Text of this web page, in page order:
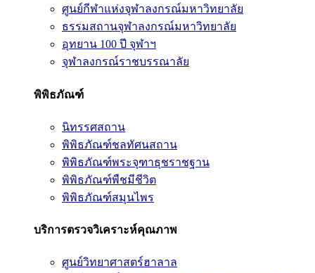
ศูนย์กีฬาแห่งจุฬาลงกรณ์มหาวิทยาลัย
ธรรมสถานจุฬาลงกรณ์มหาวิทยาลัย
อุทยาน 100 ปี จุฬาฯ
จุฬาลงกรณ์ราชบรรณาลัย
พิพิธภัณฑ์
นิทรรศสถาน
พิพิธภัณฑ์ชลทัศนสถาน
พิพิธภัณฑ์พระจุฑาธุชราชฐาน
พิพิธภัณฑ์พืชมีชีวิต
พิพิธภัณฑ์สมุนไพร
บริการตรวจวิเคราะห์คุณภาพ
ศูนย์วิทยาศาสตร์ฮาลาล